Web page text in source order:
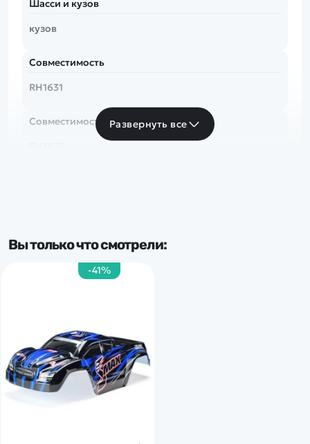
Шасси и кузов
кузов
Совместимость
RH1631
Совместимость
Развернуть все
Вы только что смотрели:
-41%